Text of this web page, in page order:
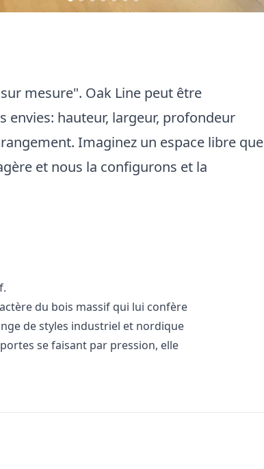
mesure". Oak Line peut être
envies: hauteur, largeur, profondeur
Imaginez un espace libre que
et nous la configurons et la
du bois massif qui lui confère
de styles industriel et nordique
se faisant par pression, elle